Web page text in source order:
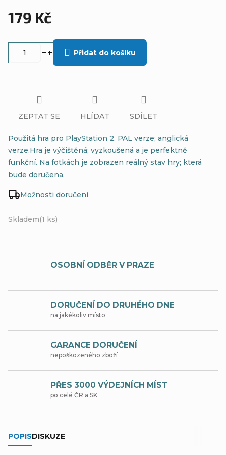
179 Kč
Skladem(1 ks)
Možnosti doručení
Přidat do košíku
Použitá hra pro PlayStation 2. PAL verze; anglická
verze.Hra je výčištěná; vyzkoušená a je perfektně
funkční. Na fotkách je zobrazen reálný stav hry; která
bude doručena.
ZEPTAT SE HLÍDAT SDÍLET
OSOBNÍ ODBĚR V PRAZE
DORUČENÍ DO DRUHÉHO DNE
na jakékoliv místo
GARANCE DORUČENÍ
nepoškozeného zboží
PŘES 3000 VÝDEJNÍCH MÍST
po celé ČR a SK
POPISDISKUZE